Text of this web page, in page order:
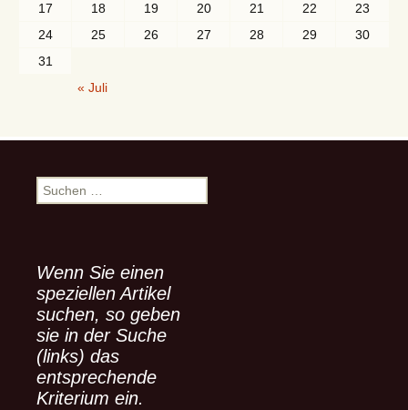
17
18 19 20 21 22
23
24
25 26 27 28 29
30
31
« Juli
S
u
n
n
a
c
h
:
Wenn Sie einen
speziellen Artikel
suchen, so geben
sie in der Suche
(links) das
entsprechende
Kriterium ein.